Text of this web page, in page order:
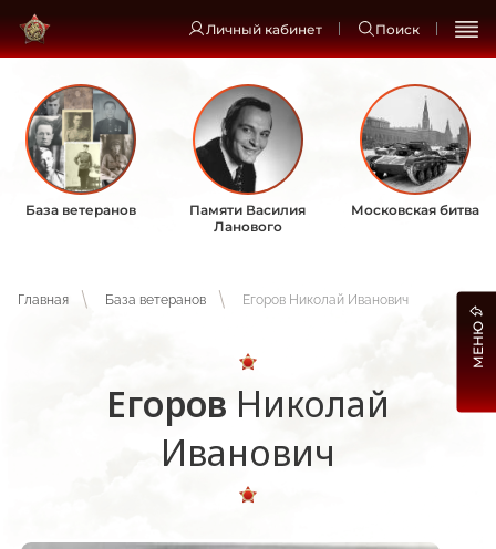
Личный кабинет Поиск
База ветеранов
Памяти Василия
Ланового
Московская битва
Главная База ветеранов Егоров Николай Иванович
Егоров Николай
Иванович
МЕНЮ